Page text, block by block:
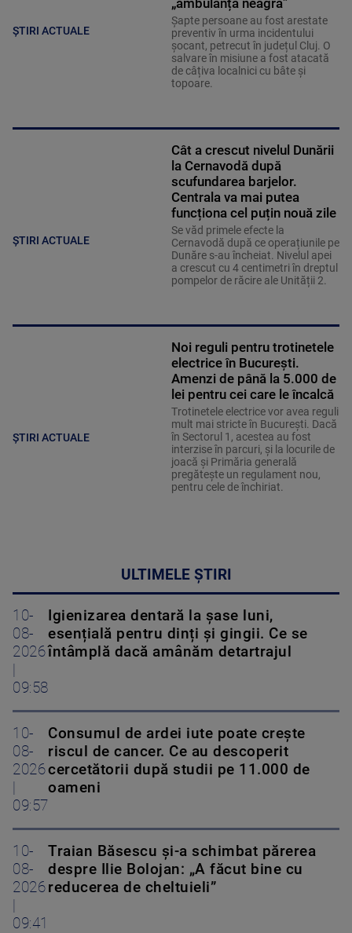
ȘTIRI ACTUALE
Șapte persoane au fost arestate
preventiv în urma incidentului
șocant, petrecut în județul Cluj. O
salvare în misiune a fost atacată
de câțiva localnici cu bâte și
topoare.
ȘTIRI ACTUALE
Cât a crescut nivelul Dunării
la Cernavodă după
scufundarea barjelor.
Centrala va mai putea
funcționa cel puțin nouă zile
Se văd primele efecte la
Cernavodă după ce operațiunile pe
Dunăre s-au încheiat. Nivelul apei
a crescut cu 4 centimetri în dreptul
pompelor de răcire ale Unității 2.
ȘTIRI ACTUALE
Noi reguli pentru trotinetele
electrice în București.
Amenzi de până la 5.000 de
lei pentru cei care le încalcă
Trotinetele electrice vor avea reguli
mult mai stricte în București. Dacă
în Sectorul 1, acestea au fost
interzise în parcuri, și la locurile de
joacă și Primăria generală
pregătește un regulament nou,
pentru cele de închiriat.
ULTIMELE ȘTIRI
10-
08-
2026
|
09:58
Igienizarea dentară la șase luni,
esențială pentru dinți și gingii. Ce se
întâmplă dacă amânăm detartrajul
10-
08-
2026
|
09:57
Consumul de ardei iute poate crește
riscul de cancer. Ce au descoperit
cercetătorii după studii pe 11.000 de
oameni
10-
08-
2026
|
09:41
Traian Băsescu și-a schimbat părerea
despre Ilie Bolojan: „A făcut bine cu
reducerea de cheltuieli”